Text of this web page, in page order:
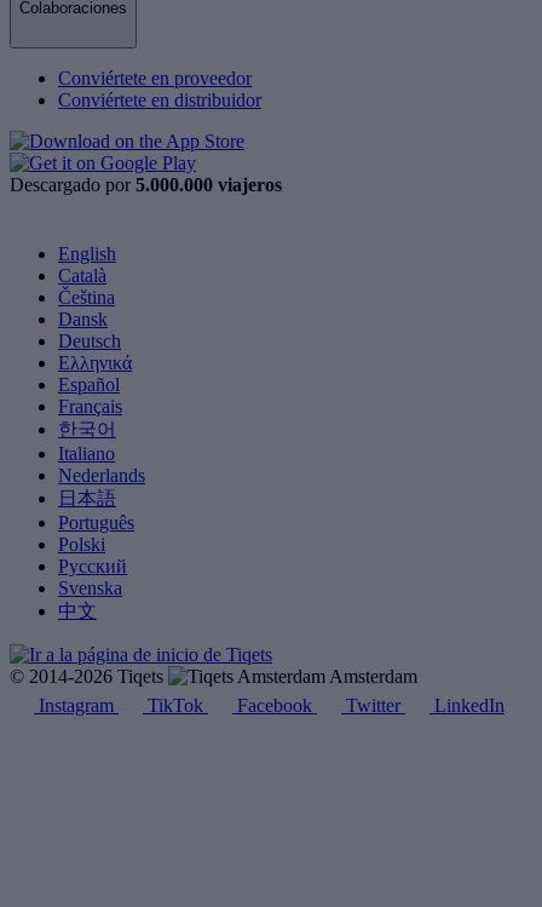
Colaboraciones
Conviértete en proveedor
Conviértete en distribuidor
Descargado por 5.000.000 viajeros
English
Català
Čeština
Dansk
Deutsch
Ελληνικά
Español
Français
한국어
Italiano
Nederlands
日本語
Português
Polski
Русский
Svenska
中文
© 2014-2026 Tiqets
Amsterdam
Instagram
TikTok Facebook Twitter LinkedIn